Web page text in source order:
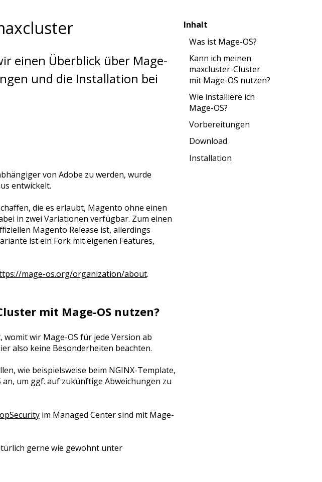
einen Überblick über Mage-
und die Installation bei
von Adobe zu werden, wurde
entwickelt.
die es erlaubt, Magento ohne einen
in zwei Variationen verfügbar. Zum einen
Magento Release ist, allerdings
ist ein Fork mit eigenen Features,
mage-os.org/organization/about.
mit Mage-OS nutzen?
wir Mage-OS für jede Version ab
also keine Besonderheiten beachten.
wie beispielsweise beim NGINX-Template,
um ggf. auf zukünftige Abweichungen zu
im Managed Center sind mit Mage-
gerne wie gewohnt unter
Inhalt
Was ist Mage-OS?
Kann ich meinen
maxcluster-Cluster
mit Mage-OS nutzen?
Wie installiere ich
Mage-OS?
Vorbereitungen
Download
Installation